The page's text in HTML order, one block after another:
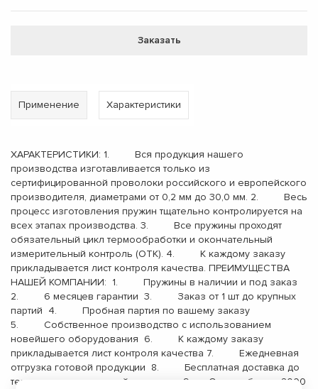
Заказать
Применение Характеристики
ХАРАКТЕРИСТИКИ: 1. Вся продукция нашего
производства изготавливается только из
сертифицированной проволоки российского и европейского
производителя, диаметрами от 0,2 мм до 30,0 мм. 2. Весь
процесс изготовления пружин тщательно контролируется на
всех этапах производства. 3. Все пружины проходят
обязательный цикл термообработки и окончательный
измерительный контроль (ОТК). 4. К каждому заказу
прикладывается лист контроля качества. ПРЕИМУЩЕСТВА
НАШЕЙ КОМПАНИИ: 1. Пружины в наличии и под заказ
2. 6 месяцев гарантии 3. Заказ от 1 шт до крупных
партий 4. Пробная партия по вашему заказу
5. Собственное производство с использованием
новейшего оборудования 6. К каждому заказу
прикладывается лист контроля качества 7. Ежедневная
отгрузка готовой продукции 8. Бесплатная доставка до
терминала транспортной компании 9. Опыт работы с 2000